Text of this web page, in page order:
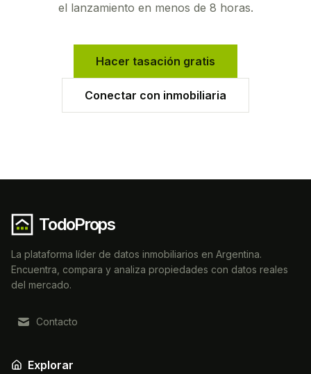
el lanzamiento en menos de 8 horas.
Hacer tasación gratis
Conectar con inmobiliaria
TodoProps
La plataforma líder de datos inmobiliarios en Argentina.
Encuentra, compara y analiza propiedades con datos reales
del mercado.
Contacto
Explorar